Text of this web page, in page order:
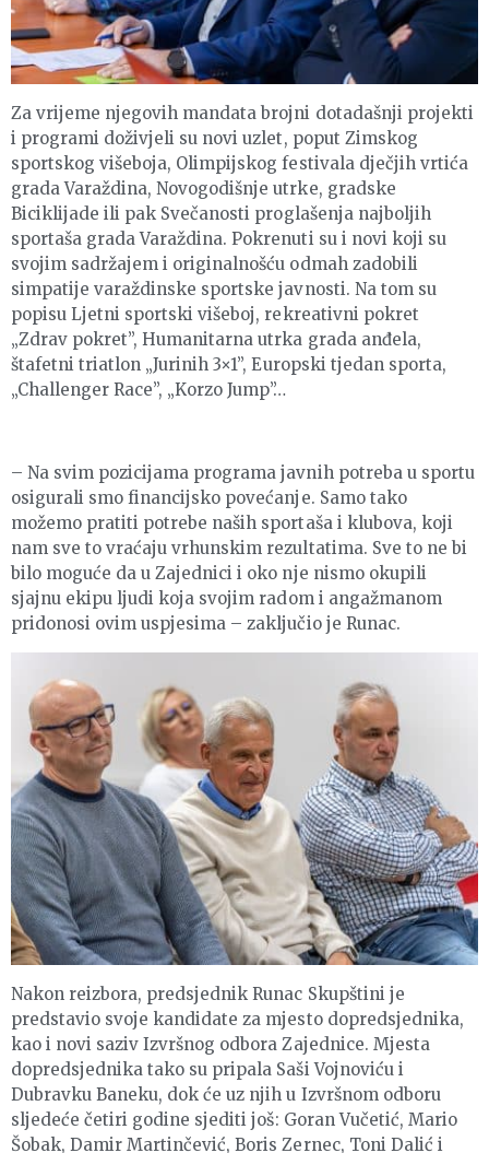
Za vrijeme njegovih mandata brojni dotadašnji projekti
i programi doživjeli su novi uzlet, poput Zimskog
sportskog višeboja, Olimpijskog festivala dječjih vrtića
grada Varaždina, Novogodišnje utrke, gradske
Biciklijade ili pak Svečanosti proglašenja najboljih
sportaša grada Varaždina. Pokrenuti su i novi koji su
svojim sadržajem i originalnošću odmah zadobili
simpatije varaždinske sportske javnosti. Na tom su
popisu Ljetni sportski višeboj, rekreativni pokret
„Zdrav pokret”, Humanitarna utrka grada anđela,
štafetni triatlon „Jurinih 3×1”, Europski tjedan sporta,
„Challenger Race”, „Korzo Jump”…
– Na svim pozicijama programa javnih potreba u sportu
osigurali smo financijsko povećanje. Samo tako
možemo pratiti potrebe naših sportaša i klubova, koji
nam sve to vraćaju vrhunskim rezultatima. Sve to ne bi
bilo moguće da u Zajednici i oko nje nismo okupili
sjajnu ekipu ljudi koja svojim radom i angažmanom
pridonosi ovim uspjesima – zaključio je Runac.
Nakon reizbora, predsjednik Runac Skupštini je
predstavio svoje kandidate za mjesto dopredsjednika,
kao i novi saziv Izvršnog odbora Zajednice. Mjesta
dopredsjednika tako su pripala Saši Vojnoviću i
Dubravku Baneku, dok će uz njih u Izvršnom odboru
sljedeće četiri godine sjediti još: Goran Vučetić, Mario
Šobak, Damir Martinčević, Boris Zernec, Toni Dalić i